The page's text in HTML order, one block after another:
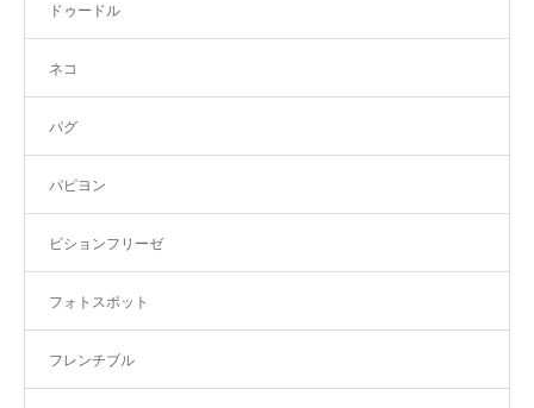
ドゥードル
ネコ
パグ
パピヨン
ビションフリーゼ
フォトスポット
フレンチブル